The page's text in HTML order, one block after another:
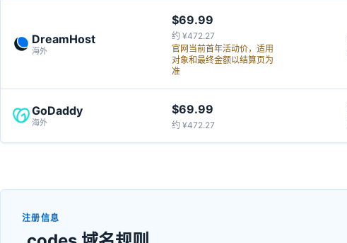
DreamHost
海外
$69.99
约 ¥472.27
官网当前首年活动价，适用
对象和最终金额以结算页为
准
GoDaddy
海外
$69.99
约 ¥472.27
注册信息